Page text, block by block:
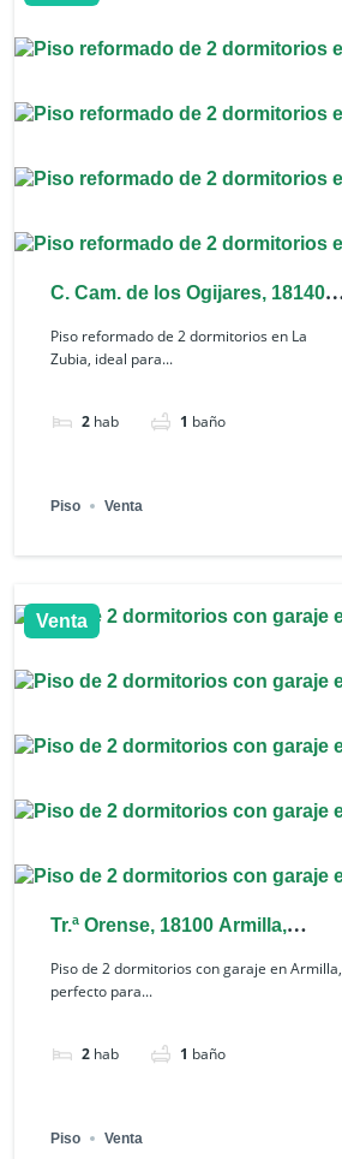
C. Cam. de los Ogijares, 18140
La Zubia, Granada, España
Piso reformado de 2 dormitorios en La
Zubia, ideal para...
2 hab 1 baño
Piso Venta
Venta
Tr.ª Orense, 18100 Armilla,
Granada, España
Piso de 2 dormitorios con garaje en Armilla,
perfecto para...
2 hab 1 baño
Piso Venta